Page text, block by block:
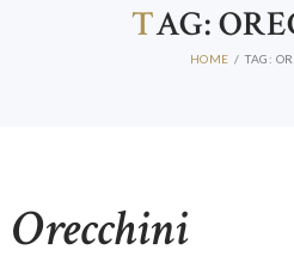
TAG:
HOME TAG:
Orecchini